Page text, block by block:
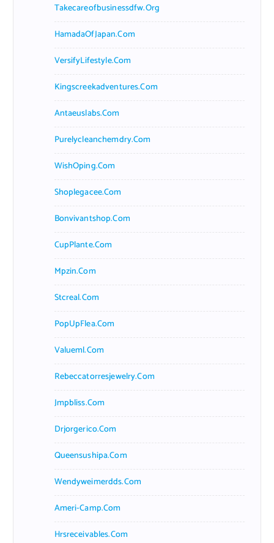
Takecareofbusinessdfw.org
HamadaOfJapan.com
VersifyLifestyle.com
Kingscreekadventures.com
Antaeuslabs.com
Purelycleanchemdry.com
WishOping.com
Shoplegacee.com
Bonvivantshop.com
CupPlante.com
Mpzin.com
Stcreal.com
PopUpFlea.com
Valueml.com
Rebeccatorresjewelry.com
Jmpbliss.com
Drjorgerico.com
Queensushipa.com
Wendyweimerdds.com
Ameri-Camp.com
Hrsreceivables.com